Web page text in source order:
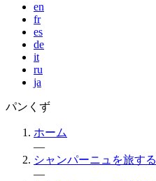
en
fr
es
de
it
ru
ja
パンくず
ホーム
—
シャンパーニュを旅する
—